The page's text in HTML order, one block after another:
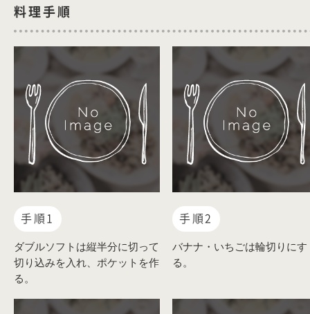
料理手順
手順1
ダブルソフトは縦半分に切って
切り込みを入れ、ポケットを作
る。
手順2
バナナ・いちごは輪切りにす
る。